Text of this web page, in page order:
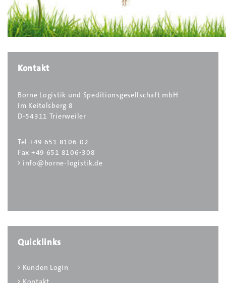
Kontakt
Borne Logistik und Speditionsgesellschaft mbH
Im Keitelsberg 8
D-54311 Trierweiler
Tel +49 651 8106-02
Fax +49 651 8106-308
info@borne-logistik.de
Quicklinks
Kunden Login